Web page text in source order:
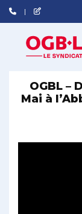
OGBL –
Mai à